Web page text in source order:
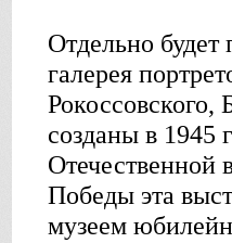
Отдельно будет
галерея
Рокоссовского,
созданы в 1945
Отечественной
Победы эта
музеем